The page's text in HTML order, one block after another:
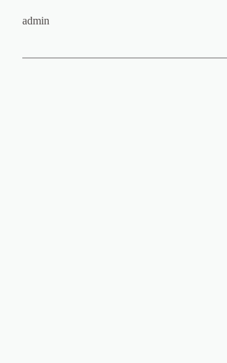
admin